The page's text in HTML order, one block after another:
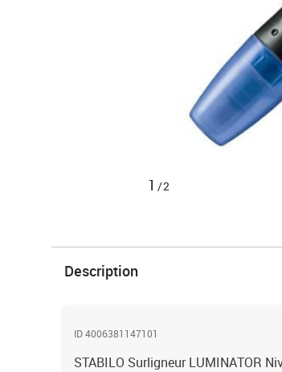
1 /2
Description
ID 4006381147101
STABILO Surligneur LUMINATOR